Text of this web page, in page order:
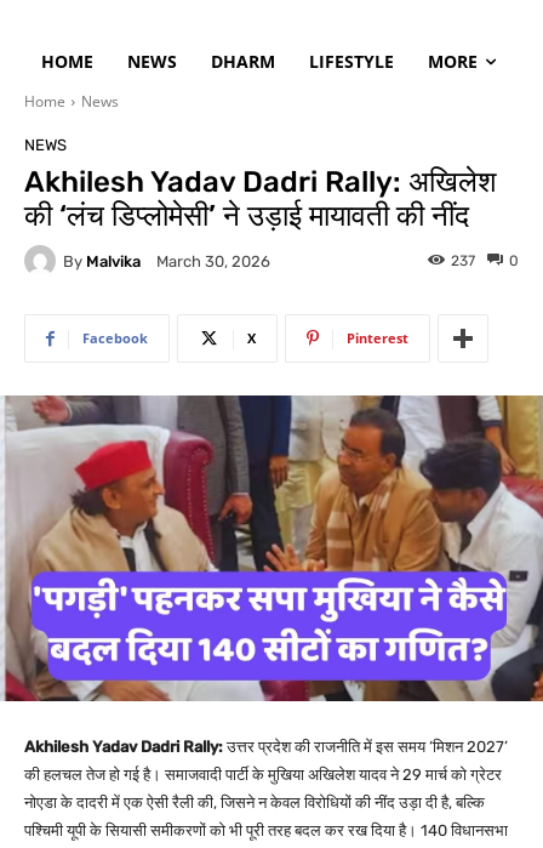
HOME NEWS DHARM LIFESTYLE MORE
Home News
NEWS
Akhilesh Yadav Dadri Rally: अखिलेश
की ‘लंच डिप्लोमेसी’ ने उड़ाई मायावती की नींद
By Malvika March 30, 2026 0
237
Facebook X Pinterest
Akhilesh Yadav Dadri Rally:उत्तर प्रदेश की राजनीति में इस समय ‘मिशन 2027’
की हलचल तेज हो गई है। समाजवादी पार्टी के मुखिया अखिलेश यादव ने 29 मार्च को ग्रेटर
नोएडा के दादरी में एक ऐसी रैली की, जिसने न केवल विरोधियों की नींद उड़ा दी है, बल्कि
पश्चिमी यूपी के सियासी समीकरणों को भी पूरी तरह बदल कर रख दिया है। 140 विधानसभा